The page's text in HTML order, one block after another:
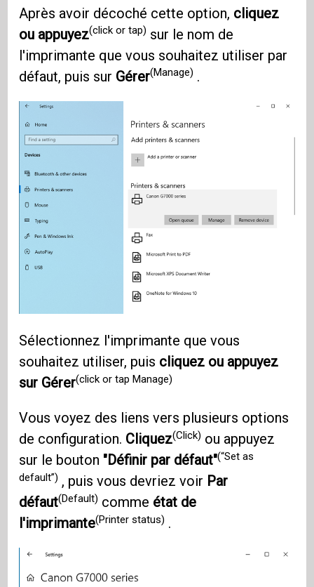
Après avoir décoché cette option, cliquez
ou appuyez(click or tap) sur le nom de
l'imprimante que vous souhaitez utiliser par
défaut, puis sur Gérer(Manage) .
Sélectionnez l'imprimante que vous
souhaitez utiliser, puis cliquez ou appuyez
sur Gérer(click or tap Manage)
Vous voyez des liens vers plusieurs options
de configuration. Cliquez(Click) ou appuyez
sur le bouton "Définir par défaut"(“Set as
default”) , puis vous devriez voir Par
défaut(Default) comme état de
l'imprimante(Printer status) .